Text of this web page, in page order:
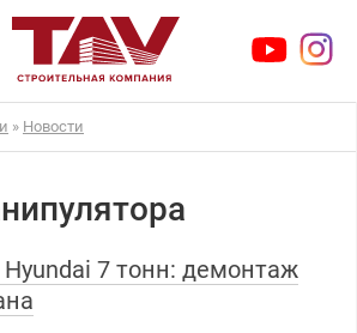
» Новости
7 тонн: демонтаж